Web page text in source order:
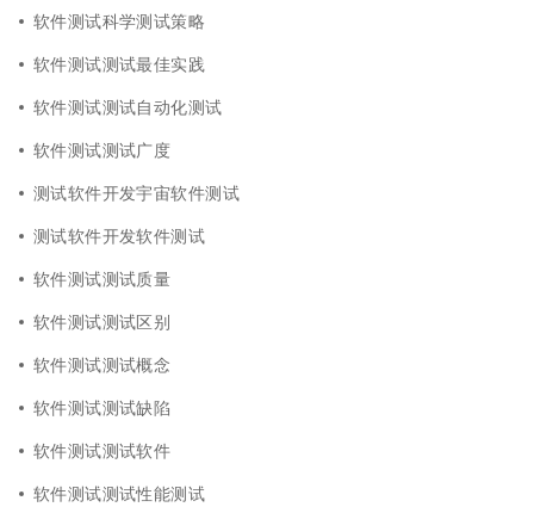
软件测试科学测试策略
软件测试测试最佳实践
软件测试测试自动化测试
软件测试测试广度
测试软件开发宇宙软件测试
测试软件开发软件测试
软件测试测试质量
软件测试测试区别
软件测试测试概念
软件测试测试缺陷
软件测试测试软件
软件测试测试性能测试